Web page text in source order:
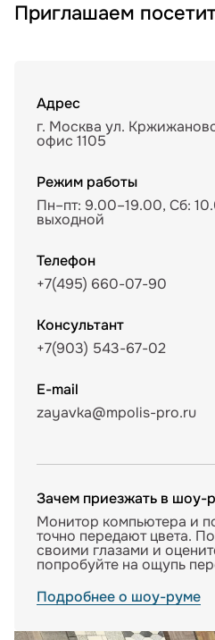
Приглашаем
Адрес
г. Москва ул.
офис 1105
Режим работы
Пн–пт: 9.00–19.00, Сб:
выходной
Телефон
+7(495) 660-07-90
Консультант
+7(903) 543-67-02
E-mail
zayavka@mpolis-pro.ru
Зачем приезжать в шоу-
Монитор компьютера и
точно передают цвета.
своими глазами и
попробуйте на ощупь
Подробнее о шоу-руме